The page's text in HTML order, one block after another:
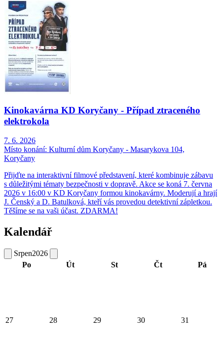
Kinokavárna KD Koryčany - Případ ztraceného
elektrokola
7. 6. 2026
Místo konání: Kulturní dům Koryčany - Masarykova 104,
Koryčany
Přijďte na interaktivní filmové představení, které kombinuje zábavu
s důležitými tématy bezpečnosti v dopravě. Akce se koná 7. června
2026 v 16:00 v KD Koryčany formou kinokavárny. Moderují a hrají
J. Čenský a D. Batulková, kteří vás provedou detektivní zápletkou.
Těšíme se na vaši účast. ZDARMA!
Kalendář
Srpen2026
Po
Út St Čt Pá
27 28 29 30 31